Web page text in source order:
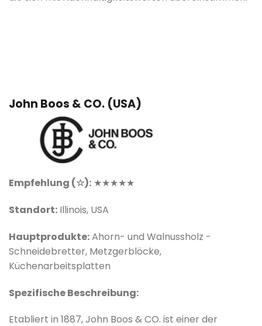
John Boos & CO. (USA)
Empfehlung (☆): ★★★★★
Standort: Illinois, USA
Hauptprodukte:Ahorn- und Walnussholz -
Schneidebretter, Metzgerblöcke,
Küchenarbeitsplatten
Spezifische Beschreibung:
Etabliert in 1887, John Boos & CO. ist einer der